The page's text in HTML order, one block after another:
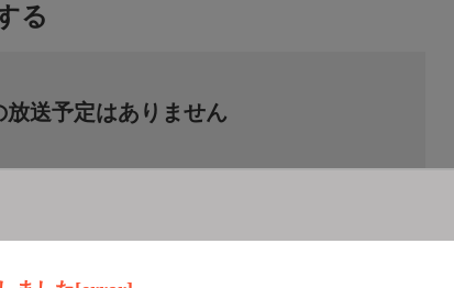
る
放送予定はありません